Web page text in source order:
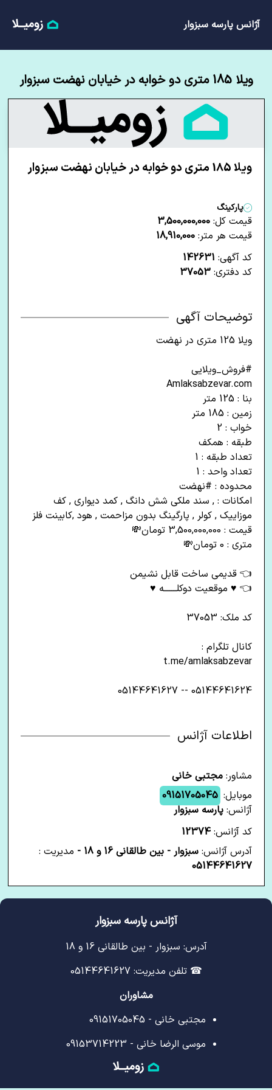
آژانس پارسه سبزوار
ویلا 185 متری دو خوابه در خیابان نهضت سبزوار
ویلا 185 متری دو خوابه در خیابان نهضت سبزوار
پارکینگ
قیمت کل:3,500,000,000
قیمت هر متر:18,910,000
کد آگهی: 142631
کد دفتری:37053
توضیحات آگهی
ویلا 125 متری در نهضت
#فروش_ویلایی
Amlaksabzevar.com
بنا : 125 متر
زمین : 185 متر
خواب : 2
طبقه : همکف
تعداد طبقه : 1
تعداد واحد : 1
محدوده : #نهضت
امکانات : , سند ملکی شش دانگ , کمد دیواری , کف
موزاییک , کولر , پارگینگ بدون مزاحمت , هود ,کابینت فلز
قیمت : 3,500,000,000 تومان💸
متری : 0 تومان💸
👈 قدیمی ساخت قابل نشیمن
👈 ♥ موقعیت دوکلـــــــه ♥
کد ملک: 37053
کانال تلگرام :
t.me/amlaksabzevar
05144641624 -- 05144641627
اطلاعات آژانس
مشاور:مجتبی خانی
موبایل: 09151705045
آژانس:پارسه سبزوار
کد آژانس:12374
آدرس آژانس:سبزوار - بین طالقانی 16 و 18 -
مدیریت :
05144641627
آژانس پارسه سبزوار
آدرس: سبزوار - بین طالقانی 16 و 18
☎ تلفن مدیریت: 05144641627
مشاوران
مجتبی خانی - 09151705045
موسی الرضا خانی - 09153714223